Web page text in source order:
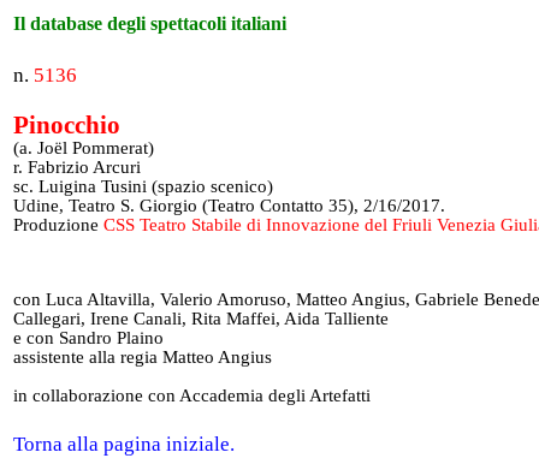
Il database degli spettacoli italiani
n. 5136
Pinocchio
(a. Joël Pommerat)
r. Fabrizio Arcuri
sc. Luigina Tusini (spazio scenico)
Udine, Teatro S. Giorgio (Teatro Contatto 35), 2/16/2017.
Produzione CSS Teatro Stabile di Innovazione del Friuli Venezia
con Luca Altavilla, Valerio Amoruso, Matteo Angius, Gabriele
Callegari, Irene Canali, Rita Maffei, Aida Talliente
e con Sandro Plaino
assistente alla regia Matteo Angius
in collaborazione con Accademia degli Artefatti
Torna alla pagina iniziale.